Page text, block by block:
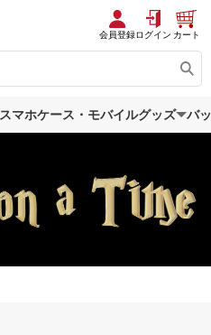
会員登録ログイン カート
スマホケース・モバイルグッズ バ